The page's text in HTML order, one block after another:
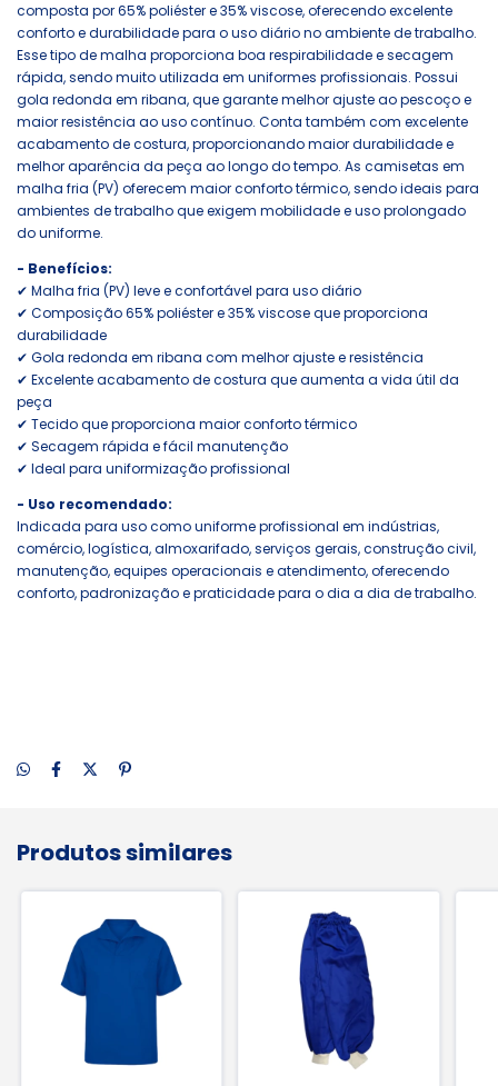
composta por 65% poliéster e 35% viscose, oferecendo excelente
conforto e durabilidade para o uso diário no ambiente de trabalho.
Esse tipo de malha proporciona boa respirabilidade e secagem
rápida, sendo muito utilizada em uniformes profissionais. Possui
gola redonda em ribana, que garante melhor ajuste ao pescoço e
maior resistência ao uso contínuo. Conta também com excelente
acabamento de costura, proporcionando maior durabilidade e
melhor aparência da peça ao longo do tempo. As camisetas em
malha fria (PV) oferecem maior conforto térmico, sendo ideais para
ambientes de trabalho que exigem mobilidade e uso prolongado
do uniforme.
- Benefícios:
✔ Malha fria (PV) leve e confortável para uso diário
✔ Composição 65% poliéster e 35% viscose que proporciona
durabilidade
✔ Gola redonda em ribana com melhor ajuste e resistência
✔ Excelente acabamento de costura que aumenta a vida útil da
peça
✔ Tecido que proporciona maior conforto térmico
✔ Secagem rápida e fácil manutenção
✔ Ideal para uniformização profissional
- Uso recomendado:
Indicada para uso como uniforme profissional em indústrias,
comércio, logística, almoxarifado, serviços gerais, construção civil,
manutenção, equipes operacionais e atendimento, oferecendo
conforto, padronização e praticidade para o dia a dia de trabalho.
Produtos similares